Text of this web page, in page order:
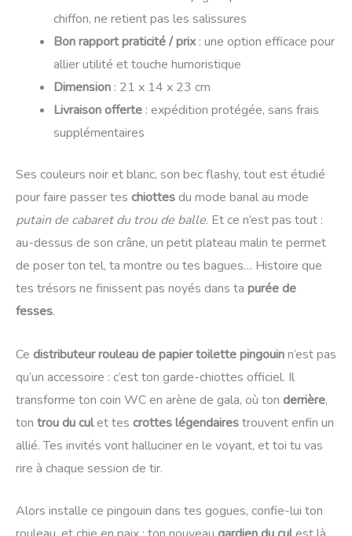
chiffon, ne retient pas les salissures
Bon rapport praticité / prix: une option efficace pour
allier utilité et touche humoristique
Dimension : 21 x 14 x 23 cm
Livraison offerte : expédition protégée, sans frais
supplémentaires
Ses couleurs noir et blanc, son bec flashy, tout est étudié
pour faire passer tes chiottesdu mode banal au mode
putain de cabaret du trou de balle. Et ce n’est pas tout :
au-dessus de son crâne, un petit plateau malin te permet
de poser ton tel, ta montre ou tes bagues… Histoire que
tes trésors ne finissent pas noyés dans ta purée de
fesses.
Ce distributeur rouleau de papier toilette pingouinn’est pas
qu’un accessoire : c’est ton garde-chiottes officiel. Il
transforme ton coin WC en arène de gala, où ton derrière,
ton trou du culet tes crottes légendairestrouvent enfin un
allié. Tes invités vont halluciner en le voyant, et toi tu vas
rire à chaque session de tir.
Alors installe ce pingouin dans tes gogues, confie-lui ton